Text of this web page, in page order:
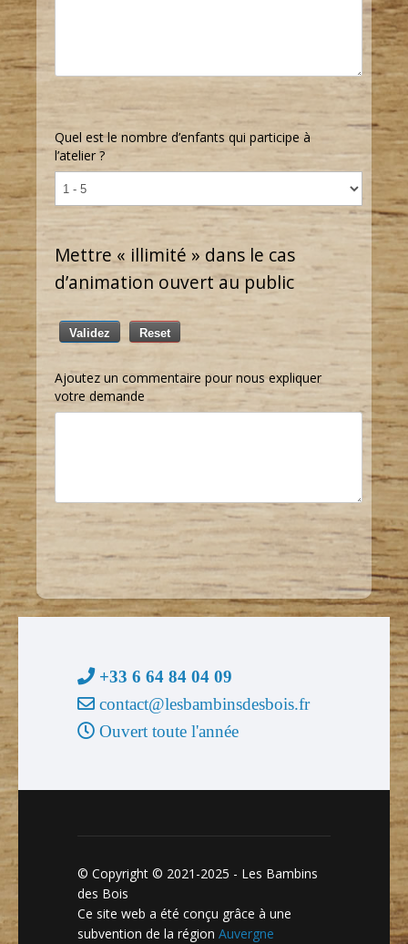
Quel est le nombre d’enfants qui participe à
l’atelier ?
Mettre « illimité » dans le cas
d’animation ouvert au public
Validez Reset
Ajoutez un commentaire pour nous expliquer
votre demande
+33 6 64 84 04 09
contact@lesbambinsdesbois.fr
Ouvert toute l'année
© Copyright © 2021-2025 - Les Bambins
des Bois
Ce site web a été conçu grâce à une
subvention de la régionAuvergne